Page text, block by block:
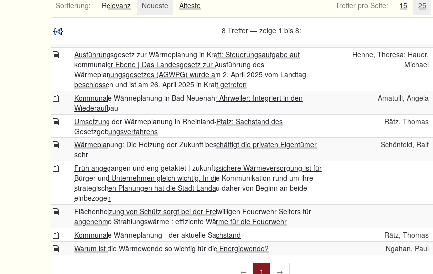
Sortierung: Relevanz Neueste Älteste Treffer pro Seite: 15 25
8 Treffer — zeige 1 bis 8:
Ausführungsgesetz zur Wärmeplanung in Kraft: Steuerungsaufgabe auf
kommunaler Ebene | Das Landesgesetz zur Ausführung des
Wärmeplanungsgesetzes (AGWPG) wurde am 2. April 2025 vom Landtag
beschlossen und ist am 26. April 2025 in Kraft getreten
Henne, Theresa; Hauer,
Michael
Kommunale Wärmeplanung in Bad Neuenahr-Ahrweiler: Integriert in den
Wiederaufbau
Amatulli, Angela
Umsetzung der Wärmeplanung in Rheinland-Pfalz: Sachstand des
Gesetzgebungsverfahrens
Rätz, Thomas
Wärmeplanung: Die Heizung der Zukunft beschäftigt die privaten Eigentümer
sehr
Schönfeld, Ralf
Früh angegangen und eng getaktet | zukunftssichere Wärmeversorgung ist für
Bürger und Unternehmen gleich wichtig. In die Kommunikation rund um ihre
strategischen Planungen hat die Stadt Landau daher von Beginn an beide
einbezogen
Flächenheizung von Schütz sorgt bei der Freiwilligen Feuerwehr Selters für
angenehme Strahlungswärme : effiziente Wärme für die Feuerwehr
Kommunale Wärmeplanung - der aktuelle Sachstand Rätz, Thomas
Warum ist die Wärmewende so wichtig für die Energiewende?
Ngahan, Paul
← 1 →